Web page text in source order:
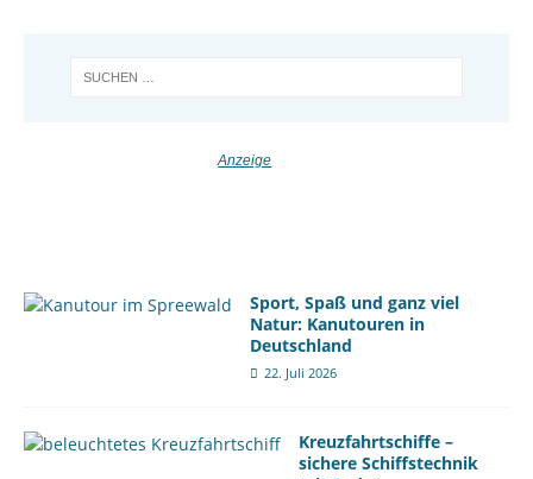
Sport, Spaß und ganz viel
Natur: Kanutouren in
Deutschland
22. Juli 2026
Kreuzfahrtschiffe –
sichere Schiffstechnik